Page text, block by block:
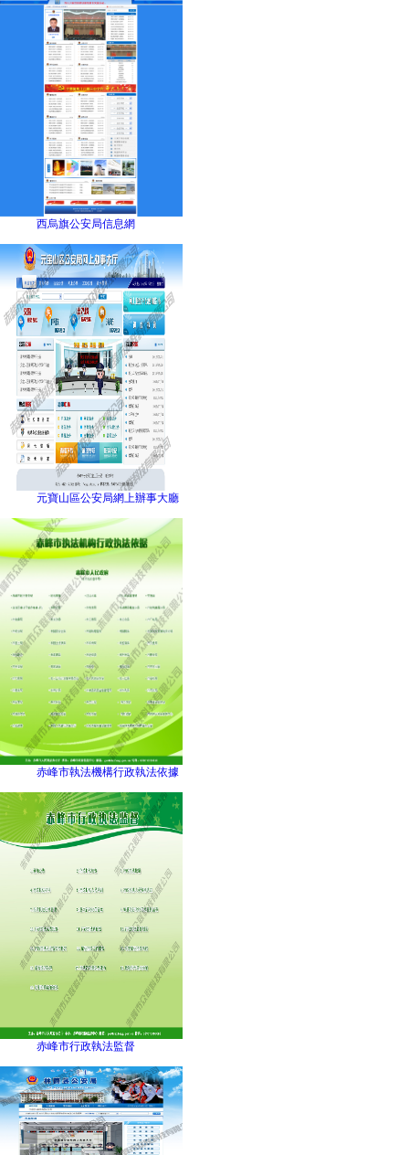
西烏旗公安局信息網
元寶山區公安局網上辦事大廳
赤峰市執法機構行政執法依據
赤峰市行政執法監督